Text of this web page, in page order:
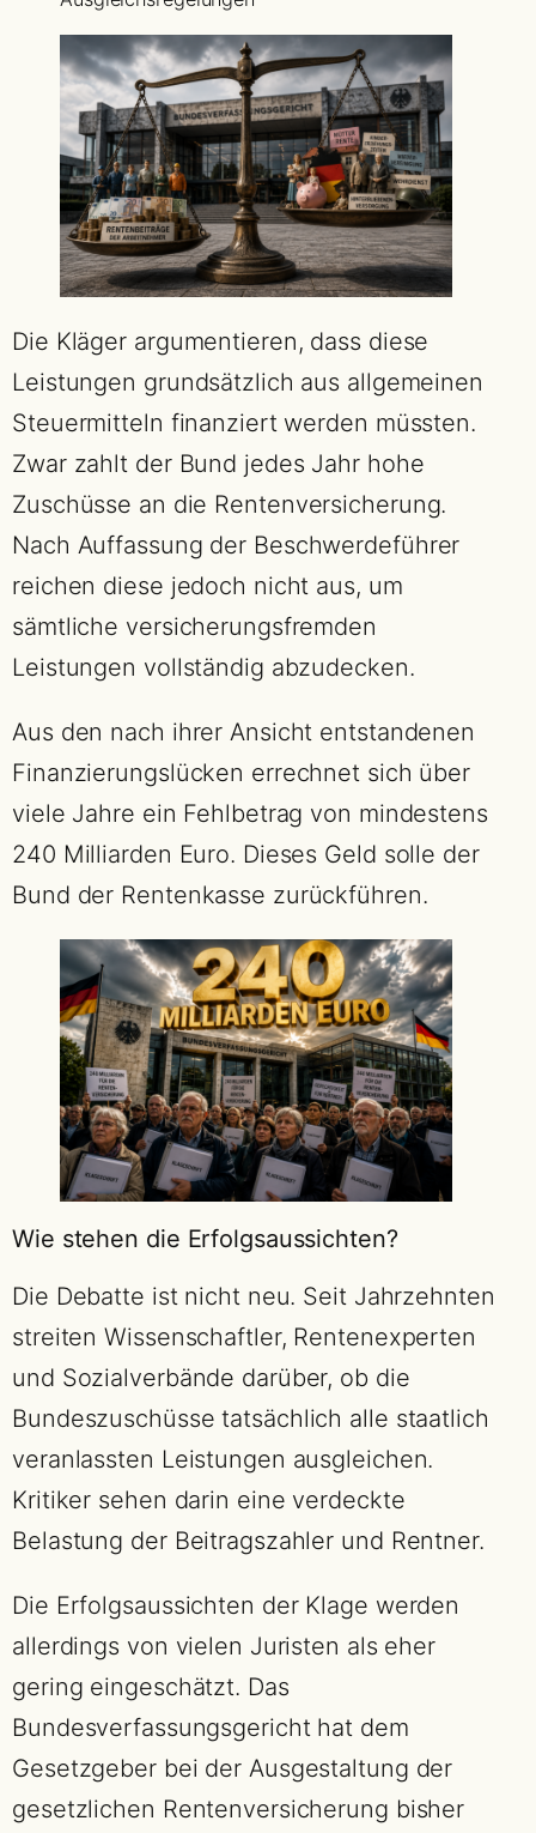
Die Kläger argumentieren, dass diese
Leistungen grundsätzlich aus allgemeinen
Steuermitteln finanziert werden müssten.
Zwar zahlt der Bund jedes Jahr hohe
Zuschüsse an die Rentenversicherung.
Nach Auffassung der Beschwerdeführer
reichen diese jedoch nicht aus, um
sämtliche versicherungsfremden
Leistungen vollständig abzudecken.
Aus den nach ihrer Ansicht entstandenen
Finanzierungslücken errechnet sich über
viele Jahre ein Fehlbetrag von mindestens
240 Milliarden Euro. Dieses Geld solle der
Bund der Rentenkasse zurückführen.
Wie stehen die Erfolgsaussichten?
Die Debatte ist nicht neu. Seit Jahrzehnten
streiten Wissenschaftler, Rentenexperten
und Sozialverbände darüber, ob die
Bundeszuschüsse tatsächlich alle staatlich
veranlassten Leistungen ausgleichen.
Kritiker sehen darin eine verdeckte
Belastung der Beitragszahler und Rentner.
Die Erfolgsaussichten der Klage werden
allerdings von vielen Juristen als eher
gering eingeschätzt. Das
Bundesverfassungsgericht hat dem
Gesetzgeber bei der Ausgestaltung der
gesetzlichen Rentenversicherung bisher